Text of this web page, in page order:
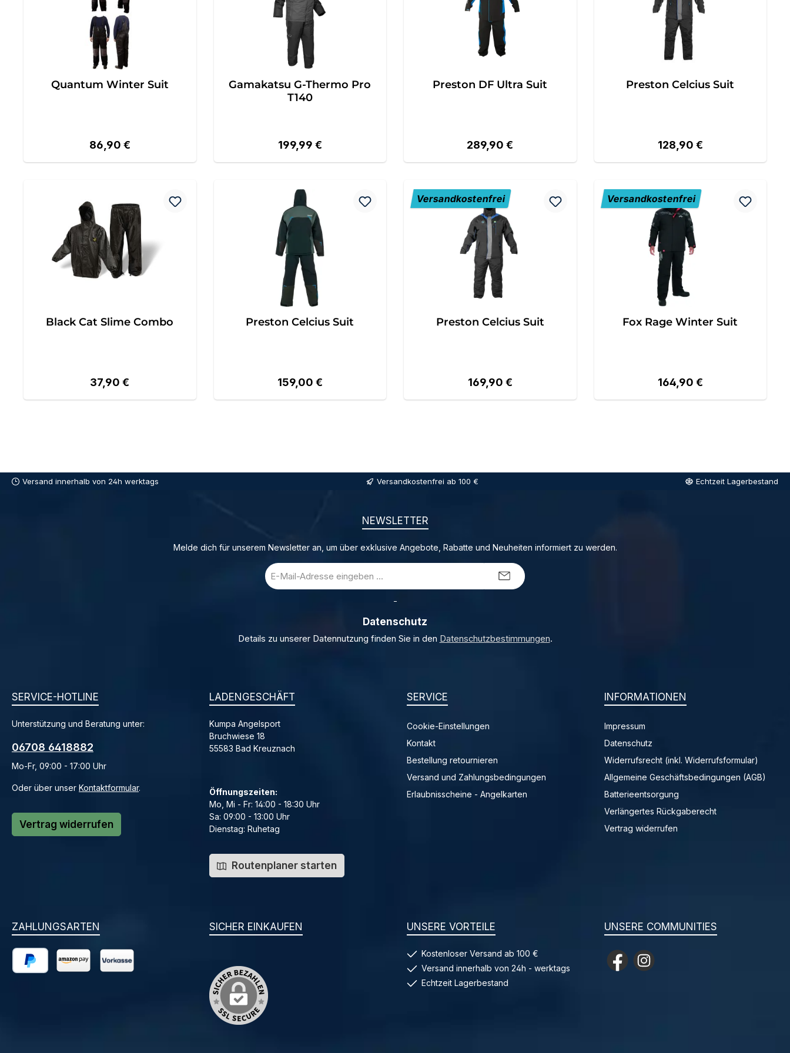
Quantum Winter Suit
Regulärer Preis:
86,90 €
Gamakatsu G-Thermo Pro
T140
Regulärer Preis:
199,99 €
Preston DF Ultra Suit
Regulärer Preis:
289,90 €
Preston Celcius Suit
Regulärer Preis:
128,90 €
Black Cat Slime Combo
Regulärer Preis:
37,90 €
Preston Celcius Suit
Regulärer Preis:
159,00 €
Versandkostenfrei
Preston Celcius Suit
Regulärer Preis:
169,90 €
Versandkostenfrei
Fox Rage Winter Suit
Regulärer Preis:
164,90 €
Versand innerhalb von 24h werktags Versandkostenfrei ab 100 € Echtzeit Lagerbestand
NEWSLETTER
Melde dich für unserem Newsletter an, um über exklusive Angebote, Rabatte und Neuheiten informiert zu werden.
E-
Mail-
Datenschutz
Details zu unserer Datennutzung finden Sie in den Datenschutzbestimmungen.
SERVICE-HOTLINE
Unterstützung und Beratung unter:
06708 6418882
Mo-Fr, 09:00 - 17:00 Uhr
Oder über unser Kontaktformular.
Vertrag widerrufen
LADENGESCHÄFT
Kumpa Angelsport
Bruchwiese 18
55583 Bad Kreuznach
Öffnungszeiten:
Mo, Mi - Fr: 14:00 - 18:30 Uhr
Sa: 09:00 - 13:00 Uhr
Dienstag: Ruhetag
Routenplaner starten
SERVICE
Cookie-Einstellungen
Kontakt
Bestellung retournieren
Versand und Zahlungsbedingungen
Erlaubnisscheine - Angelkarten
INFORMATIONEN
Impressum
Datenschutz
Widerrufsrecht (inkl. Widerrufsformular)
Allgemeine Geschäftsbedingungen (AGB)
Batterieentsorgung
Verlängertes Rückgaberecht
Vertrag widerrufen
ZAHLUNGSARTEN SICHER EINKAUFEN UNSERE VORTEILE
Kostenloser Versand ab 100 €
Versand innerhalb von 24h - werktags
Echtzeit Lagerbestand
UNSERE COMMUNITIES
FacebookInstagram